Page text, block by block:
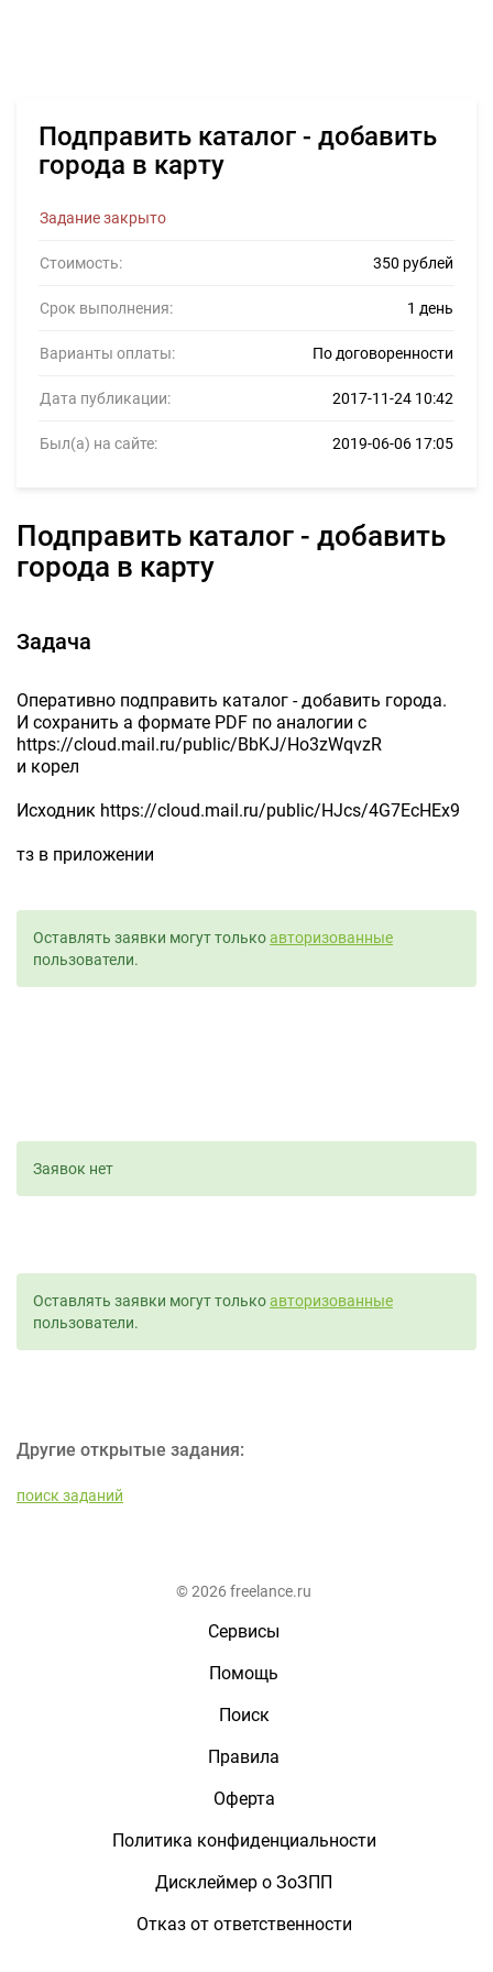
Подправить каталог - добавить
города в карту
Задание закрыто
Стоимость: 350 рублей
Срок выполнения: 1 день
Варианты оплаты: По договоренности
Дата публикации: 2017-11-24 10:42
Был(а) на сайте: 2019-06-06 17:05
Подправить каталог - добавить
города в карту
Задача
Оперативно подправить каталог - добавить города.
И сохранить а формате PDF по аналогии с
https://cloud.mail.ru/public/BbKJ/Ho3zWqvzR
и корел
Исходник https://cloud.mail.ru/public/HJcs/4G7EcHEx9
тз в приложении
Оставлять заявки могут толькоавторизованные
пользователи.
Заявок нет
Оставлять заявки могут толькоавторизованные
пользователи.
Другие открытые задания:
поиск заданий
© 2026 freelance.ru
Сервисы
Помощь
Поиск
Правила
Оферта
Политика конфиденциальности
Дисклеймер о ЗоЗПП
Отказ от ответственности